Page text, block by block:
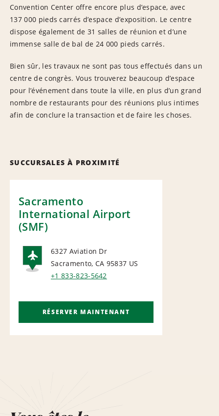
Convention Center offre encore plus d’espace, avec
137 000 pieds carrés d’espace d’exposition. Le centre
dispose également de 31 salles de réunion et d’une
immense salle de bal de 24 000 pieds carrés.
Bien sûr, les travaux ne sont pas tous effectués dans un
centre de congrès. Vous trouverez beaucoup d’espace
pour l’événement dans toute la ville, en plus d’un grand
nombre de restaurants pour des réunions plus intimes
afin de conclure la transaction et de faire les choses.
SUCCURSALES À PROXIMITÉ
Sacramento
International Airport
(SMF)
AIRPORT
6327 Aviation Dr
Sacramento, CA 95837 US
+1 833-823-5642
RÉSERVER MAINTENANT